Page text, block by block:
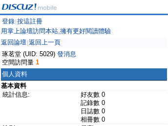
登錄 按這註冊
用掌上論壇訪問本站,擁有更好閱讀體驗
返回論壇 返回上一頁
琢茗堂 (UID: 5029) 發消息
空間訪問量 1
個人資料
基本資料
統計信息:
好友數 0
記錄數 0
日誌數 0
相冊數 0